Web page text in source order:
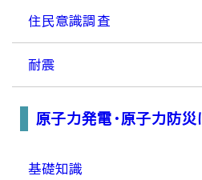
住民意識調査
耐震
原子力発電・原子力防
基礎知識